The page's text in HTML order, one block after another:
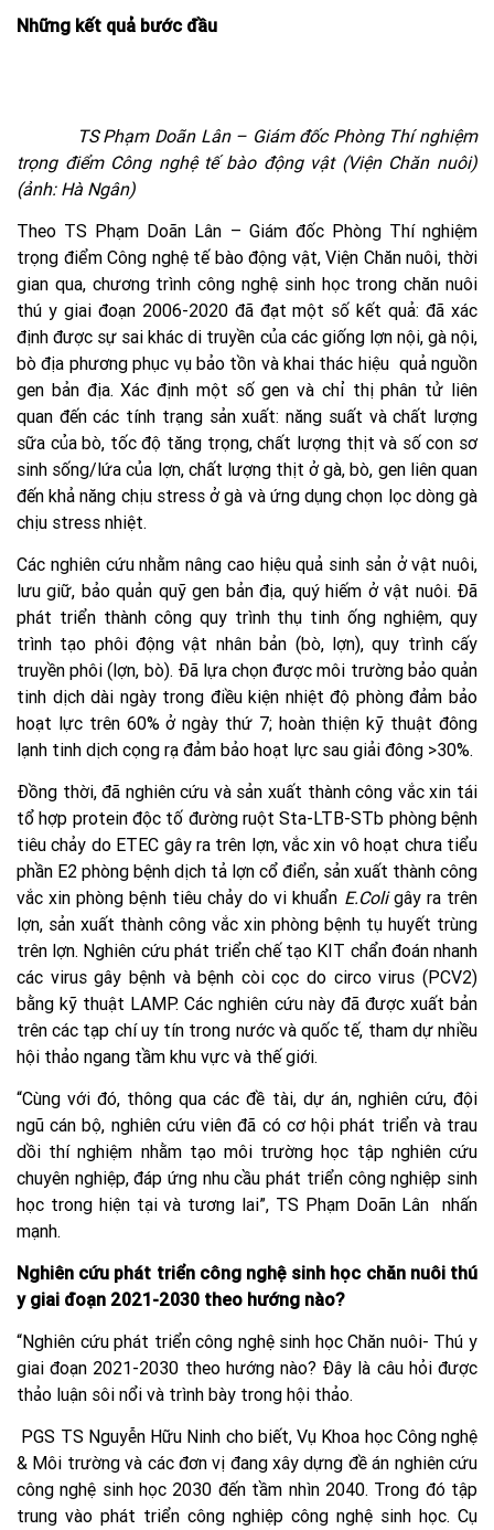
Những kết quả bước đầu
TS Phạm Doãn Lân – Giám đốc Phòng Thí nghiệm
trọng điểm Công nghệ tế bào động vật (Viện Chăn nuôi)
(ảnh: Hà Ngân)
Theo TS Phạm Doãn Lân – Giám đốc Phòng Thí nghiệm
trọng điểm Công nghệ tế bào động vật, Viện Chăn nuôi, thời
gian qua, chương trình công nghệ sinh học trong chăn nuôi
thú y giai đoạn 2006-2020 đã đạt một số kết quả: đã xác
định được sự sai khác di truyền của các giống lợn nội, gà nội,
bò địa phương phục vụ bảo tồn và khai thác hiệu quả nguồn
gen bản địa. Xác định một số gen và chỉ thị phân tử liên
quan đến các tính trạng sản xuất: năng suất và chất lượng
sữa của bò, tốc độ tăng trọng, chất lượng thịt và số con sơ
sinh sống/lứa của lợn, chất lượng thịt ở gà, bò, gen liên quan
đến khả năng chịu stress ở gà và ứng dụng chọn lọc dòng gà
chịu stress nhiệt.
Các nghiên cứu nhằm nâng cao hiệu quả sinh sản ở vật nuôi,
lưu giữ, bảo quản quỹ gen bản địa, quý hiếm ở vật nuôi. Đã
phát triển thành công quy trình thụ tinh ống nghiệm, quy
trình tạo phôi động vật nhân bản (bò, lợn), quy trình cấy
truyền phôi (lợn, bò). Đã lựa chọn được môi trường bảo quản
tinh dịch dài ngày trong điều kiện nhiệt độ phòng đảm bảo
hoạt lực trên 60% ở ngày thứ 7; hoàn thiện kỹ thuật đông
lạnh tinh dịch cọng rạ đảm bảo hoạt lực sau giải đông >30%.
Đồng thời, đã nghiên cứu và sản xuất thành công vắc xin tái
tổ hợp protein độc tố đường ruột Sta-LTB-STb phòng bệnh
tiêu chảy do ETEC gây ra trên lợn, vắc xin vô hoạt chưa tiểu
phần E2 phòng bệnh dịch tả lợn cổ điển, sản xuất thành công
vắc xin phòng bệnh tiêu chảy do vi khuẩn E.Coligây ra trên
lợn, sản xuất thành công vắc xin phòng bệnh tụ huyết trùng
trên lợn. Nghiên cứu phát triển chế tạo KIT chẩn đoán nhanh
các virus gây bệnh và bệnh còi cọc do circo virus (PCV2)
bằng kỹ thuật LAMP. Các nghiên cứu này đã được xuất bản
trên các tạp chí uy tín trong nước và quốc tế, tham dự nhiều
hội thảo ngang tầm khu vực và thế giới.
“Cùng với đó, thông qua các đề tài, dự án, nghiên cứu, đội
ngũ cán bộ, nghiên cứu viên đã có cơ hội phát triển và trau
dồi thí nghiệm nhằm tạo môi trường học tập nghiên cứu
chuyên nghiệp, đáp ứng nhu cầu phát triển công nghiệp sinh
học trong hiện tại và tương lai”, TS Phạm Doãn Lân nhấn
mạnh.
Nghiên cứu phát triển công nghệ sinh học chăn nuôi thú
y giai đoạn 2021-2030 theo hướng nào?
“Nghiên cứu phát triển công nghệ sinh học Chăn nuôi- Thú y
giai đoạn 2021-2030 theo hướng nào? Đây là câu hỏi được
thảo luận sôi nổi và trình bày trong hội thảo.
PGS TS Nguyễn Hữu Ninh cho biết, Vụ Khoa học Công nghệ
& Môi trường và các đơn vị đang xây dựng đề án nghiên cứu
công nghệ sinh học 2030 đến tầm nhìn 2040. Trong đó tập
trung vào phát triển công nghiệp công nghệ sinh học. Cụ